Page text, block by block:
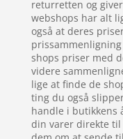
returretten og
webshops har alt
også at deres
shops priser med
videre
lige at finde de
ting du også
handle i butikkens
din varer direkte til